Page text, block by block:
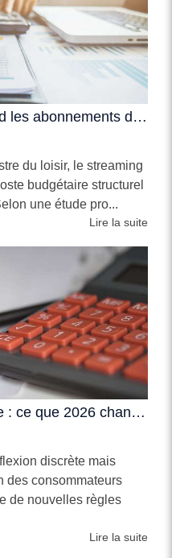
Budget numérique : quand les abonnements deviennent une dépense contrainte
du loisir, le streaming
budgétaire structurel
une étude pro...
Lire la suite
Consommation en Europe : ce que 2026 change pour le budget des ménages
discrète mais
des consommateurs
de nouvelles règles
Lire la suite